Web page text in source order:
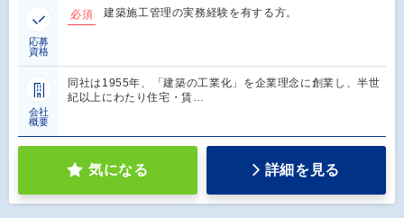
応募
資格
必須 建築施工管理の実務経験を有する方。
会社
概要
同社は1955年、「建築の工業化」を企業理念に創業し、半世
紀以上にわたり住宅・賃…
気になる 詳細を見る